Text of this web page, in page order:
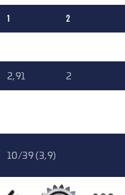
1 2
2,91 2
10/39 (3,9)